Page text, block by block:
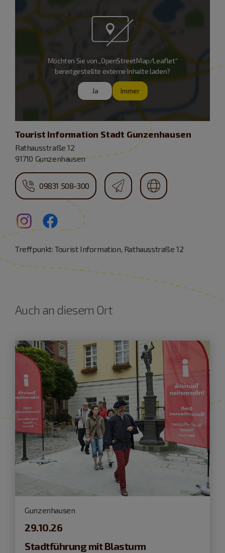
Möchten Sie von „OpenStreetMap/Leaflet“
bereitgestellte externe Inhalte laden?
Ja Immer
Tourist Information Stadt Gunzenhausen
Rathausstraße 12
91710 Gunzenhausen
09831 508-300
Treffpunkt: Tourist Information, Rathausstraße 12
Auch an diesem Ort
Gunzenhausen
29.10.26
Stadtführung mit Blasturm